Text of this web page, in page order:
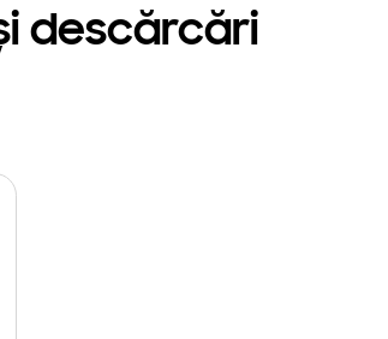
descărcări